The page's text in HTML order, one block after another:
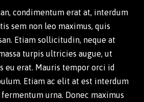
condimentum erat at, interdum
sem non leo maximus, quis
Etiam sollicitudin, neque at
turpis ultricies augue, ut
eu erat. Mauris tempor orci id
Etiam ac elit at est interdum
urna. Donec maximus